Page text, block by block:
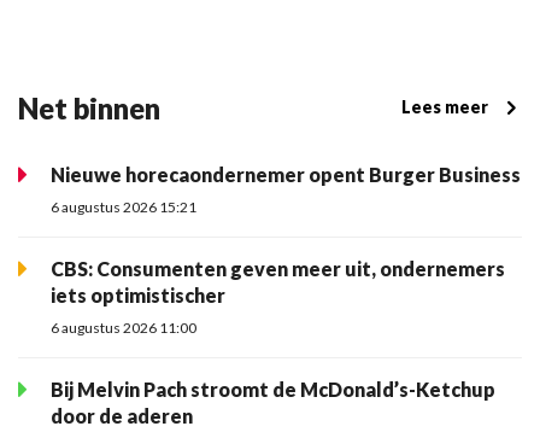
Net binnen Lees meer
Nieuwe horecaondernemer opent Burger Business
6 augustus 2026 15:21
CBS: Consumenten geven meer uit, ondernemers
iets optimistischer
6 augustus 2026 11:00
Bij Melvin Pach stroomt de McDonald’s-Ketchup
door de aderen